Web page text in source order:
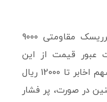
نماد اخابر در محدوده پرریسک مقاومتی 9000
عبور قیمت از این
سطح مقاومتی، حرکت سهم اخابر تا 12000 ریال
در صورت، پر فشار